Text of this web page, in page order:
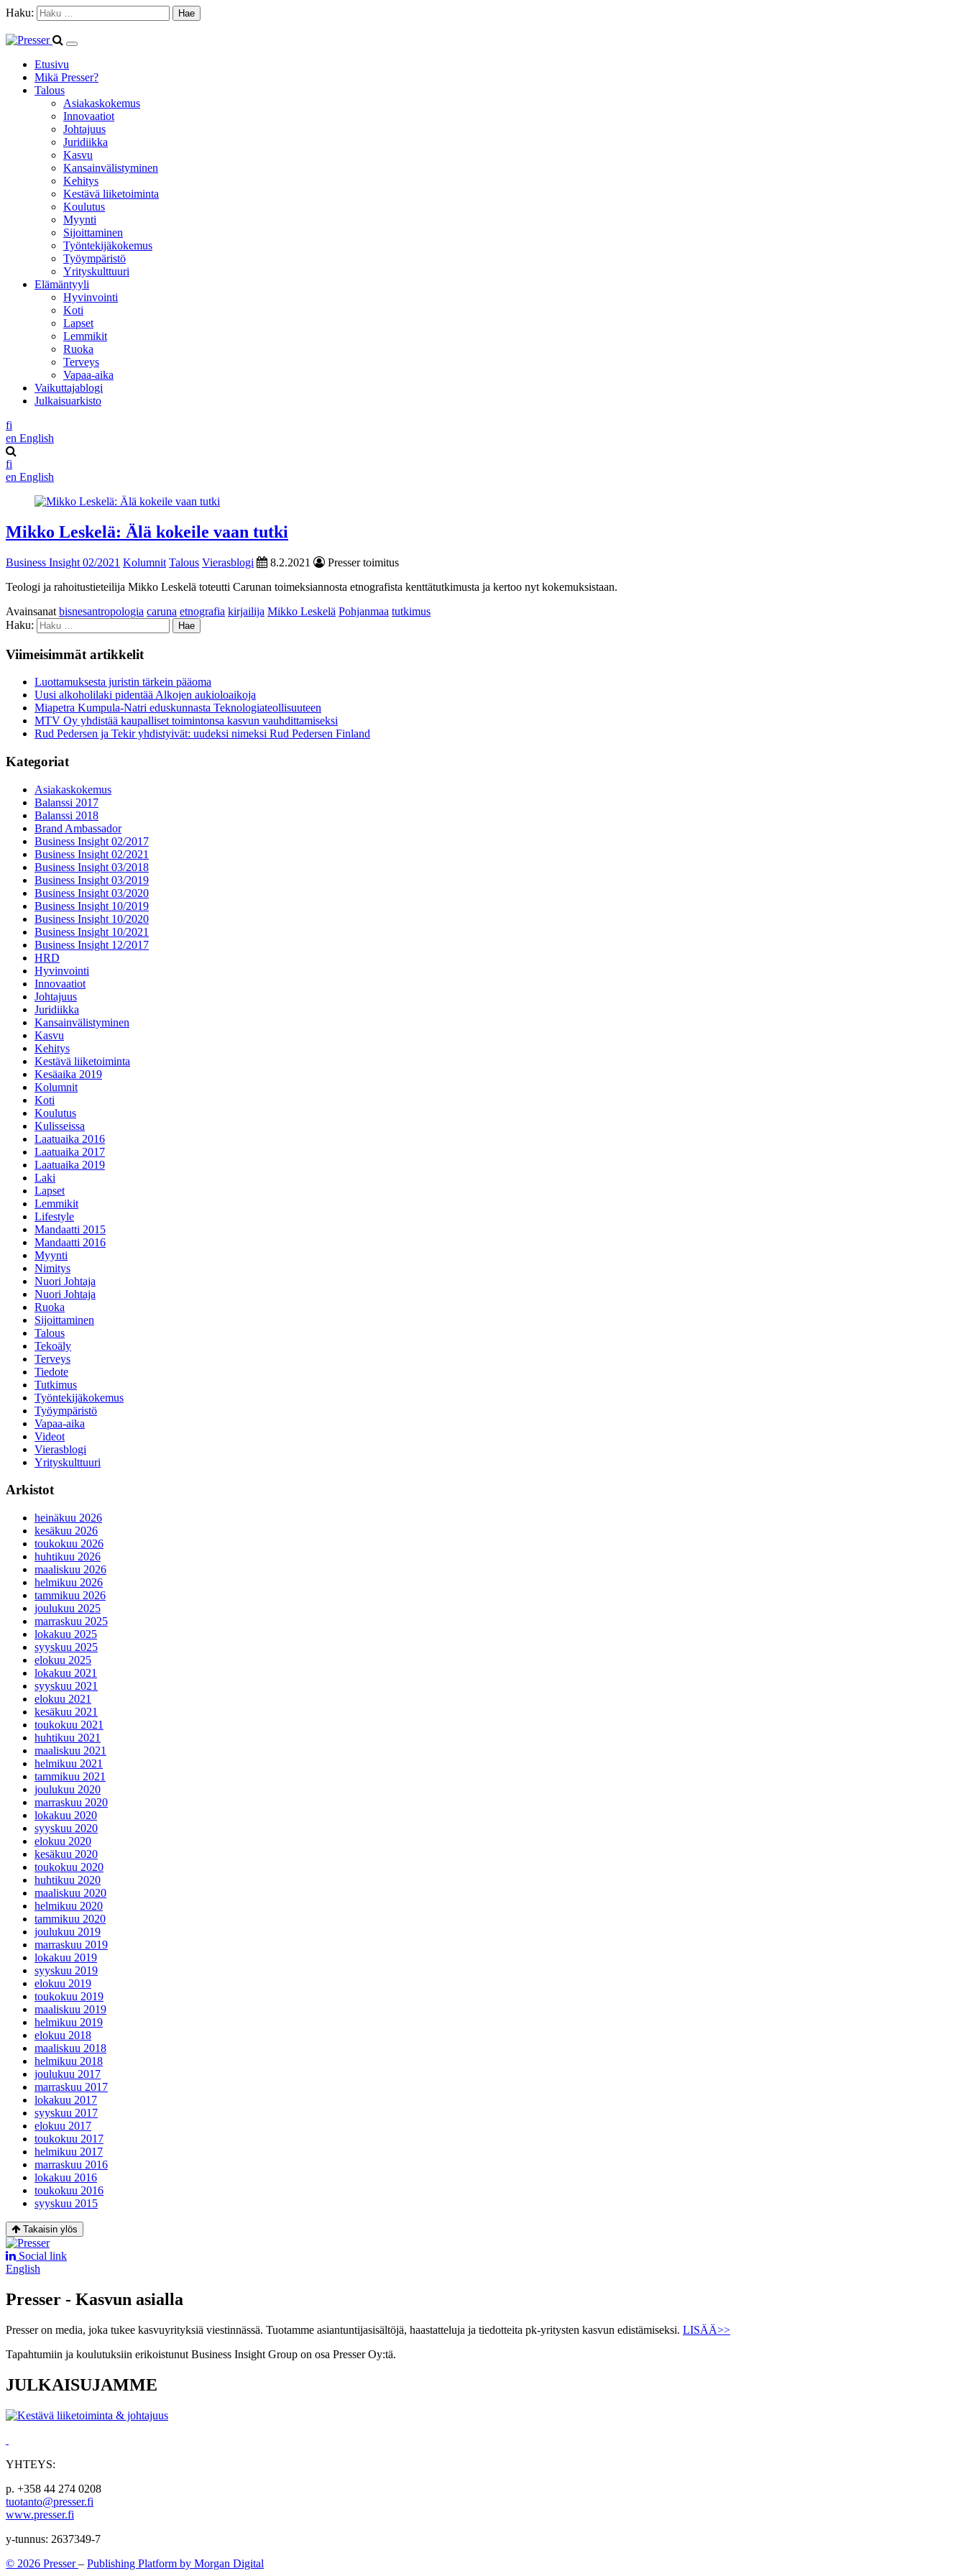
Haku:
Etusivu
Mikä Presser?
Talous
Asiakaskokemus
Innovaatiot
Johtajuus
Juridiikka
Kasvu
Kansainvälistyminen
Kehitys
Kestävä liiketoiminta
Koulutus
Myynti
Sijoittaminen
Työntekijäkokemus
Työympäristö
Yrityskulttuuri
Elämäntyyli
Hyvinvointi
Koti
Lapset
Lemmikit
Ruoka
Terveys
Vapaa-aika
Vaikuttajablogi
Julkaisuarkisto
fi
en English
fi
en English
Mikko Leskelä: Älä kokeile vaan tutki
Business Insight 02/2021 Kolumnit Talous Vierasblogi 8.2.2021
Presser toimitus
Teologi ja rahoitustieteilija Mikko Leskelä toteutti Carunan toimeksiannosta etnografista kenttätutkimusta ja kertoo nyt kokemuksistaan.
Avainsanat bisnesantropologia caruna etnografia kirjailija Mikko Leskelä Pohjanmaa tutkimus
Haku:
Viimeisimmät artikkelit
Luottamuksesta juristin tärkein pääoma
Uusi alkoholilaki pidentää Alkojen aukioloaikoja
Miapetra Kumpula-Natri eduskunnasta Teknologiateollisuuteen
MTV Oy yhdistää kaupalliset toimintonsa kasvun vauhdittamiseksi
Rud Pedersen ja Tekir yhdistyivät: uudeksi nimeksi Rud Pedersen Finland
Kategoriat
Asiakaskokemus
Balanssi 2017
Balanssi 2018
Brand Ambassador
Business Insight 02/2017
Business Insight 02/2021
Business Insight 03/2018
Business Insight 03/2019
Business Insight 03/2020
Business Insight 10/2019
Business Insight 10/2020
Business Insight 10/2021
Business Insight 12/2017
HRD
Hyvinvointi
Innovaatiot
Johtajuus
Juridiikka
Kansainvälistyminen
Kasvu
Kehitys
Kestävä liiketoiminta
Kesäaika 2019
Kolumnit
Koti
Koulutus
Kulisseissa
Laatuaika 2016
Laatuaika 2017
Laatuaika 2019
Laki
Lapset
Lemmikit
Lifestyle
Mandaatti 2015
Mandaatti 2016
Myynti
Nimitys
Nuori Johtaja
Nuori Johtaja
Ruoka
Sijoittaminen
Talous
Tekoäly
Terveys
Tiedote
Tutkimus
Työntekijäkokemus
Työympäristö
Vapaa-aika
Videot
Vierasblogi
Yrityskulttuuri
Arkistot
heinäkuu 2026
kesäkuu 2026
toukokuu 2026
huhtikuu 2026
maaliskuu 2026
helmikuu 2026
tammikuu 2026
joulukuu 2025
marraskuu 2025
lokakuu 2025
syyskuu 2025
elokuu 2025
lokakuu 2021
syyskuu 2021
elokuu 2021
kesäkuu 2021
toukokuu 2021
huhtikuu 2021
maaliskuu 2021
helmikuu 2021
tammikuu 2021
joulukuu 2020
marraskuu 2020
lokakuu 2020
syyskuu 2020
elokuu 2020
kesäkuu 2020
toukokuu 2020
huhtikuu 2020
maaliskuu 2020
helmikuu 2020
tammikuu 2020
joulukuu 2019
marraskuu 2019
lokakuu 2019
syyskuu 2019
elokuu 2019
toukokuu 2019
maaliskuu 2019
helmikuu 2019
elokuu 2018
maaliskuu 2018
helmikuu 2018
joulukuu 2017
marraskuu 2017
lokakuu 2017
syyskuu 2017
elokuu 2017
toukokuu 2017
helmikuu 2017
marraskuu 2016
lokakuu 2016
toukokuu 2016
syyskuu 2015
Takaisin ylös
Social link
English
Presser - Kasvun asialla
Presser on media, joka tukee kasvuyrityksiä viestinnässä. Tuotamme asiantuntijasisältöjä, haastatteluja ja tiedotteita pk-yritysten kasvun edistämiseksi. LISÄÄ>>
Tapahtumiin ja koulutuksiin erikoistunut Business Insight Group on osa Presser Oy:tä.
JULKAISUJAMME
YHTEYS:
p. +358 44 274 0208
tuotanto@presser.fi
www.presser.fi
y-tunnus: 2637349-7
© 2026 Presser– Publishing Platform by Morgan Digital